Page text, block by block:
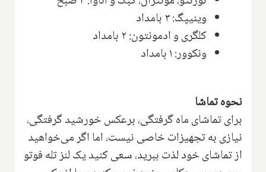
وینیپگ: ۳ بامداد
کلگری و ادمونتون: ۲ بامداد
ونکوور: ۱ بامداد
نحوه تماشا
برای تماشای ماه گرفتگی، برعکس خورشید گرفتگی،
نیازی به تجهیزات خاصی نیست، اما اگر می‌خواهید
از تماشای خود لذت ببرید، سعی کنید یک لنز تله فوتو